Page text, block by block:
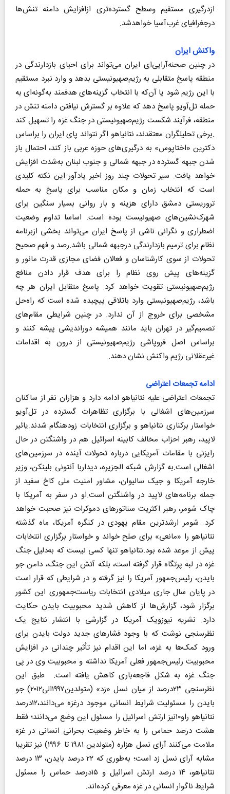
ازدرگیری مستقیم وسطح گسترده‌تری ازافزایش دامنه تنش‌ها
درجغرافیای غرب‌آسیا خواهدشد.
واکنش ایران
در چنین صحنه‌آرایی‌ای ایران می‌تواند برای احیای بازدارندگی در
منطقه پاسخ متقابلی به رژیم‌صهیونیستی بدهد و وارد نبرد مستقیم
با این رژیم‌ شود یا آن‌که با انتخاب گزینه‌های هدفمند به‌گونه‌ای به
حمله تل‌آویو پاسخ دهد که علاوه بر گسترش نیافتن دامنه تنش در
منطقه، فرآیند شکست رژیم‌صهیونیستی در جنگ غزه را تسهیل کند
.برخی تحلیلگران معتقدند، نتانیاهو اگر نتواند پای ایران را براساس
دکترین «اختاپوس» به درگیری‌های حوزه عربی باز کند، احتمال باز
شدن جبهه گسترده در جبهه شمالی و جنوب لبنان به‌شدت افزایش
خواهد یافت. سیر تحولات چند روز اخیر یادآور این نکته کلیدی
است که انتخاب زمان و مکان مناسب برای پاسخ به حمله
تروریستی دمشق دارای هزینه و بار روانی بسیار سنگین برای
شهرک‌نشین‌های صهیونیست بوده است. اساسا تداوم وضعیت
اضطراری و نگرانی ناشی از پاسخ ایران می‌تواند بخشی ازبرنامه
نظام برای ترمیم بازدارندگی درجبهه شمالی باشد.رصد و فهم صحیح
تحولات از سوی کارشناسان و فعالان فضای مجازی قدرت مانور و
گزینه‌های پیش‌ روی نظام را برای هدف قرار دادن منافع
رژیم‌صهیونیستی تقویت خواهد کرد. پاسخ متقابل ایران هر چه
باشد، رژیم‌صهیونیستی وارد باتلاقی پیچیده‌ شده است که راه‌حل
مشخصی برای خروج از آن ندارد. در چنین شرایطی مقام‌های
تصمیم‌گیر در تهران باید مانند همیشه دوراندیشی پیشه کنند و
براساس اصل فروپاشی رژیم‌صهیونیستی از درون به اقدامات
غیرعقلانی رژیم واکنش نشان دهند.
ادامه تجمعات اعتراضی
تجمعات اعتراضی علیه نتانیاهو ادامه دارد و هزاران نفر از ساکنان
سرزمین‌های اشغالی با برگزاری تظاهرات گسترده در تل‌آویو
خواستار برکناری نتانیاهو و برگزاری انتخابات زودهنگام شدند.یائیر
لاپید، رهبر احزاب مخالف کابینه اسرائیل هم در واشنگتن در حال
رایزنی با مقامات آمریکایی درباره تحولات آینده در سرزمین‌های
اشغالی است.به گزارش شبکه الجزیره، دیداربا آنتونی بلینکن، وزیر
خارجه آمریکا و جیک سالیوان، مشاور امنیت ملی کاخ سفید از
جمله برنامه‌های لاپید در واشنگتن است.او در سفر به آمریکا با
چاک شومر، رهبر اکثریت سناتورهای دموکرات‌ نیز ‌صحبت خواهد
کرد. شومر ارشدترین مقام یهودی در کنگره آمریکا، ماه گذشته
نتانیاهو را «مانعی» برای صلح خواند و خواستار برگزاری انتخابات
پیش از موعد شده بود.نتانیاهو تنها کسی نیست که به‌دلیل جنگ
غزه در لبه پرتگاه قرار گرفته است، بلکه آتش این جنگ، دامن جو
بایدن، رئیس‌جمهور آمریکا را نیز گرفته و در شرایطی که قرار است
در پایان سال جاری میلادی انتخابات ریاست‌جمهوری این کشور
برگزار شود، گزارش‌ها از کاهش شدید محبوبیت بایدن حکایت
دارد. نشریه نیوزویک آمریکا در گزارشی با انتشار نتایج یک
نظرسنجی نوشت که با وجود فشارهای جدید دولت بایدن برای
ورود کمک‌ها به غزه، اما این اقدام نیز تأثیر چندانی در افزایش
محبوبیت رئیس‌جمهور فعلی آمریکا نداشته و محبوبیت وی در پی
جنگ غزه به شکل فاجعه‌باری کاهش یافته است. طبق این
نظرسنجی ۲۳درصد از میان نسل «زد» (متولدین۱۹۹۷الی۲۰۱۲) جو
بایدن را مسئولیت شرایط انسانی موجود درغزه می‌دانند،۱۲درصد
نتانیاهو راو۱۰نیز ارتش اسرائیل را مسئول این وضع می‌دانند؛ فقط
هشت درصد حماس را به خاطر وضعیت بحرانی انسانی در غزه
ملامت می‌کنند.آرای نسل هزاره (متولدین ۱۹۸۱ تا ۱۹۹۶) نیز تقریبا
مشابه آرای نسل زد است؛ به‌طوری که ۲۲ درصد بایدن، ۱۳ درصد
نتانیاهو، ۱۴ درصد ارتش اسرائیل و ۱۵درصد حماس را مسئول
شرایط ناگوار انسانی در غزه معرفی کرده‌اند.